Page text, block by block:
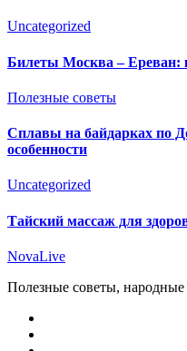
Uncategorized
Билеты Москва – Ереван:
Полезные советы
Сплавы на байдарках по
особенности
Uncategorized
Тайский массаж для
NovaLive
Полезные советы, народные